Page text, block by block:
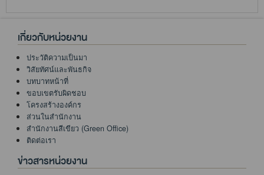
เกี่ยวกับหน่วยงาน
ประวัติความเป็นมา
วิสัยทัศน์และพันธกิจ
บทบาทหน้าที่
ขอบเขตรับผิดชอบ
โครงสร้างองค์กร
ส่วนในสำนักงาน
สำนักงานสีเขียว (Green Office)
ติดต่อเรา
ข่าวสารหน่วยงาน